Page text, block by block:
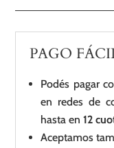
PAGO
Podés pagar
en redes de
hasta en12
Aceptamos